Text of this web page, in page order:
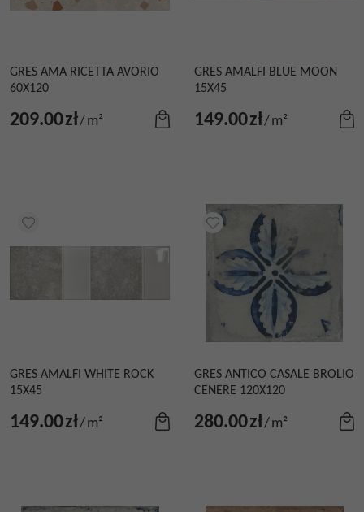
GRES AMA RICETTA AVORIO
60X120
209.00zł/m²
GRES AMALFI BLUE MOON
15X45
149.00zł/m²
GRES AMALFI WHITE ROCK
15X45
149.00zł/m²
GRES ANTICO CASALE BROLIO
CENERE 120X120
280.00zł/m²